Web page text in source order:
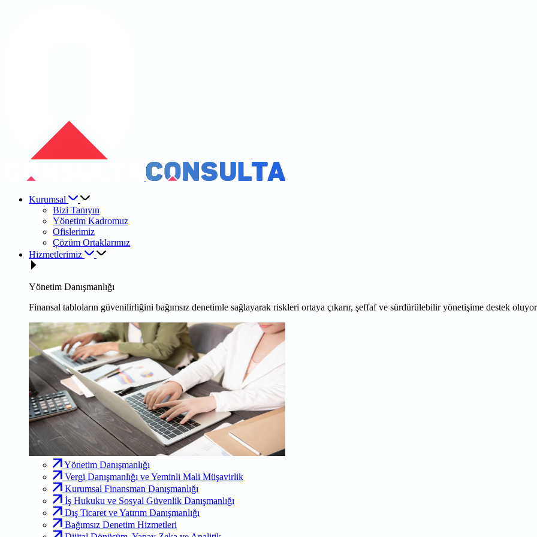
Kurumsal
Bizi Tanıyın
Yönetim Kadromuz
Ofislerimiz
Çözüm Ortaklarımız
Hizmetlerimiz
Yönetim Danışmanlığı
Finansal tabloların güvenilirliğini bağımsız denetimle sağlayarak riskleri ortaya çıkarır, şeffaf ve sürdürülebilir yönetişime destek
Yönetim Danışmanlığı
Vergi Danışmanlığı ve Yeminli Mali Müşavirlik
Kurumsal Finansman Danışmanlığı
İş Hukuku ve Sosyal Güvenlik Danışmanlığı
Dış Ticaret ve Yatırım Danışmanlığı
Bağımsız Denetim Hizmetleri